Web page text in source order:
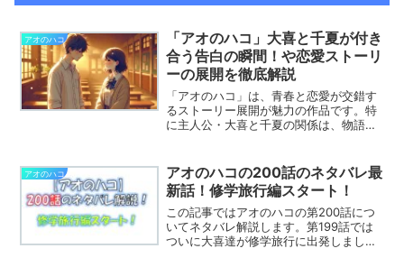
アオのハコ
「アオのハコ」大喜と千夏が付き
合う告白の瞬間！や恋愛ストーリ
ーの展開を徹底解説
「アオのハコ」は、青春と恋愛が交錯す
るストーリー展開が魅力の作品です。特
に主人公・大喜と千夏の関係は、物語を
かれています。この記事では、大喜と千
夏が付き合うまでの告白シーンや、その
後の恋愛ストーリーの展開を徹底解説し
ていきます。
アオのハコ
アオのハコの200話のネタバレ最
新話！修学旅行編スタート！
この記事ではアオのハコの第200話につ
いてネタバレ解説します。第199話では
ついに大喜達が修学旅行に出発しまし